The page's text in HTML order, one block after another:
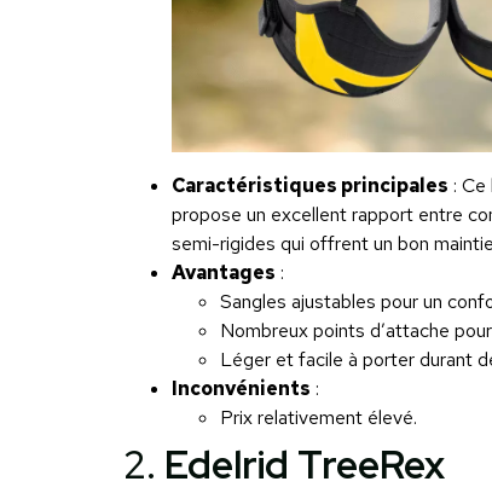
Caractéristiques principales :
propose un excellent rapport entre
semi-rigides qui offrent un bon
Avantages :
Sangles ajustables pour un
Nombreux points d’attache
Léger et facile à porter durant
Inconvénients :
Prix relativement élevé.
2. Edelrid TreeRex